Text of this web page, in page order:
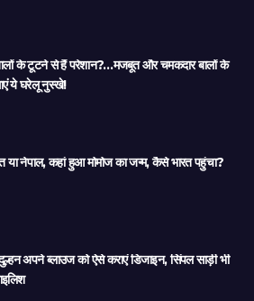
बालों के टूटने से हैं परेशान?…मजबूत और चमकदार बालों के
ये घरेलू नुस्खे!
या नेपाल, कहां हुआ मोमोज का जन्म, कैसे भारत पहुंचा?
अपने ब्लाउज को ऐसे कराएं डिजाइन, सिंपल साड़ी भी